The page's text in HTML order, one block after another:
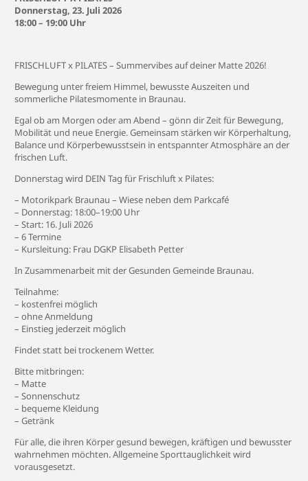
Donnerstag, 23. Juli 2026
18:00 – 19:00 Uhr
FRISCHLUFT x PILATES – Summervibes auf deiner Matte 2026!
Bewegung unter freiem Himmel, bewusste Auszeiten und
sommerliche Pilatesmomente in Braunau.
Egal ob am Morgen oder am Abend – gönn dir Zeit für Bewegung,
Mobilität und neue Energie. Gemeinsam stärken wir Körperhaltung,
Balance und Körperbewusstsein in entspannter Atmosphäre an der
frischen Luft.
Donnerstag wird DEIN Tag für Frischluft x Pilates:
– Motorikpark Braunau – Wiese neben dem Parkcafé
– Donnerstag: 18:00–19:00 Uhr
– Start: 16. Juli 2026
– 6 Termine
– Kursleitung: Frau DGKP Elisabeth Petter
In Zusammenarbeit mit der Gesunden Gemeinde Braunau.
Teilnahme:
– kostenfrei möglich
– ohne Anmeldung
– Einstieg jederzeit möglich
Findet statt bei trockenem Wetter.
Bitte mitbringen:
– Matte
– Sonnenschutz
– bequeme Kleidung
– Getränk
Für alle, die ihren Körper gesund bewegen, kräftigen und bewusster
wahrnehmen möchten. Allgemeine Sporttauglichkeit wird
vorausgesetzt.